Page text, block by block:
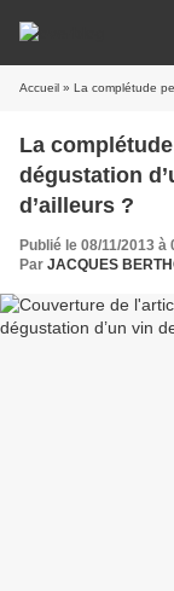
Accueil » La complétude peut-
La
dégustation
d’ailleurs ?
Publié le 08/11/2013 à
Par JACQUES